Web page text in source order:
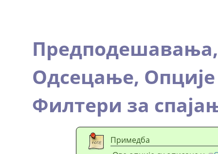
Одсецање,
Филтери за
Примедба